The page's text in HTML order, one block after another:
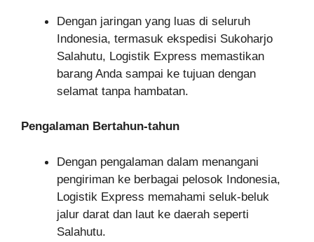
Dengan jaringan yang luas di seluruh
Indonesia, termasuk ekspedisi Sukoharjo
Salahutu, Logistik Express memastikan
barang Anda sampai ke tujuan dengan
selamat tanpa hambatan.
Pengalaman Bertahun-tahun
Dengan pengalaman dalam menangani
pengiriman ke berbagai pelosok Indonesia,
Logistik Express memahami seluk-beluk
jalur darat dan laut ke daerah seperti
Salahutu.